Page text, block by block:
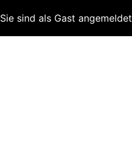
Sie sind als Gast angemeldet